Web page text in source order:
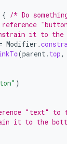
{ /* Do
it to the
Modifier .
(parent. top,
)
"text" to
it to the